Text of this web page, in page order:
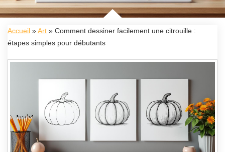
Accueil » Art » Comment dessiner facilement une citrouille :
étapes simples pour débutants